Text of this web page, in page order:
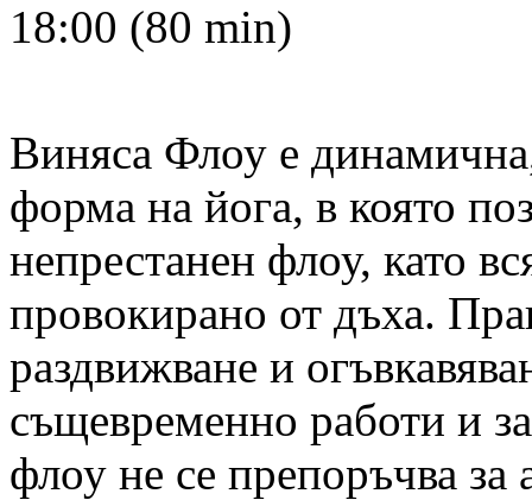
18:00 (80 min)
Виняса Флоу е
форма на йога, в която
непрестанен флоу, като
провокирано от дъха.
раздвижване и
същевременно работи и
флоу не се препоръчва